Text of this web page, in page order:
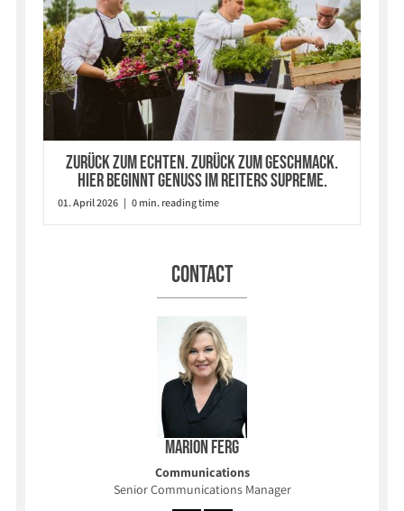
Zurück zum Echten. Zurück zum Geschmack.
Hier beginnt Genuss im Reiters Supreme.
01. April 2026 | 0 min. reading time
Contact
Marion Ferg
Communications
Senior Communications Manager